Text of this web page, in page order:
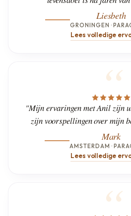
Liesbeth
GRONINGEN ·
Lees volledige
"Mijn ervaringen met Anil zijn
zijn voorspellingen over mijn
Mark
AMSTERDAM ·
Lees volledige